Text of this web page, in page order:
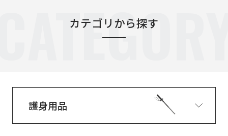
カテゴリから探す
護身用品